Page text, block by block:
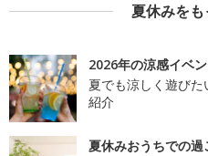
夏休みを
2026年の涼感イベ
夏でも涼しく遊び
紹介
夏休みおうちでの過